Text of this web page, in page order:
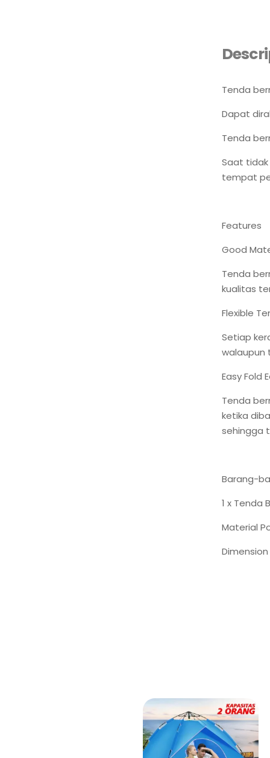
Tenda
Dapat
Tenda
Saat
tempat
Features
Good
Tenda
kualitas
Flexible
Setiap
walaupun
Easy Fold
Tenda
ketika
sehingga
Barang-
1 x Tenda
Material
Dimension